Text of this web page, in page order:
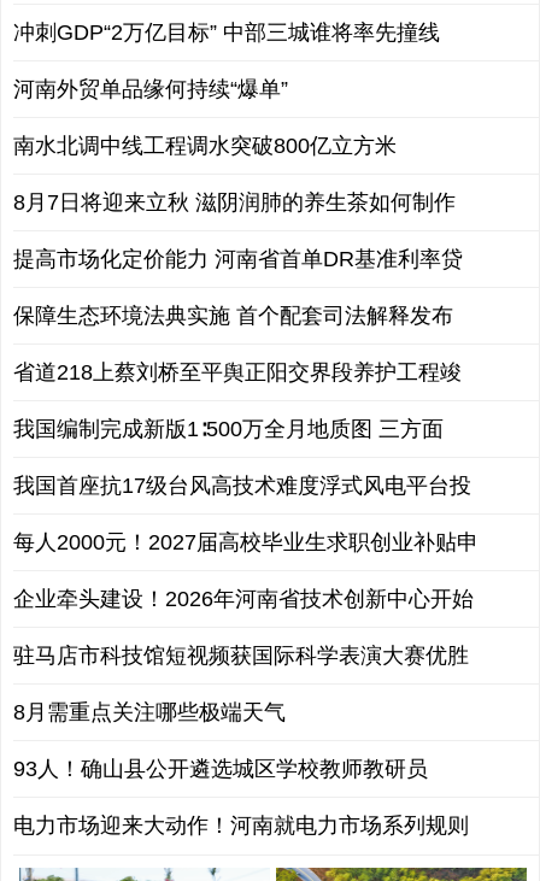
冲刺GDP“2万亿目标” 中部三城谁将率先撞线
河南外贸单品缘何持续“爆单”
南水北调中线工程调水突破800亿立方米
8月7日将迎来立秋 滋阴润肺的养生茶如何制作
提高市场化定价能力 河南省首单DR基准利率贷
保障生态环境法典实施 首个配套司法解释发布
省道218上蔡刘桥至平舆正阳交界段养护工程竣
我国编制完成新版1∶500万全月地质图 三方面
我国首座抗17级台风高技术难度浮式风电平台投
每人2000元！2027届高校毕业生求职创业补贴申
企业牵头建设！2026年河南省技术创新中心开始
驻马店市科技馆短视频获国际科学表演大赛优胜
8月需重点关注哪些极端天气
93人！确山县公开遴选城区学校教师教研员
电力市场迎来大动作！河南就电力市场系列规则